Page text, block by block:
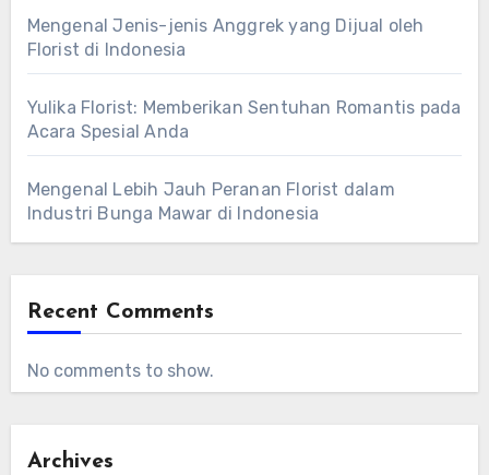
Mengenal Jenis-jenis Anggrek yang Dijual oleh
Florist di Indonesia
Yulika Florist: Memberikan Sentuhan Romantis pada
Acara Spesial Anda
Mengenal Lebih Jauh Peranan Florist dalam
Industri Bunga Mawar di Indonesia
Recent Comments
No comments to show.
Archives